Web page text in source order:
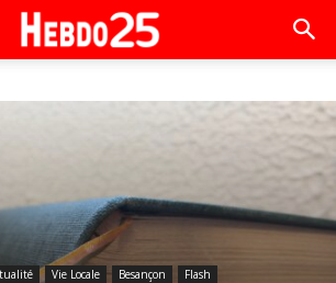
Vie Locale Besançon Flash